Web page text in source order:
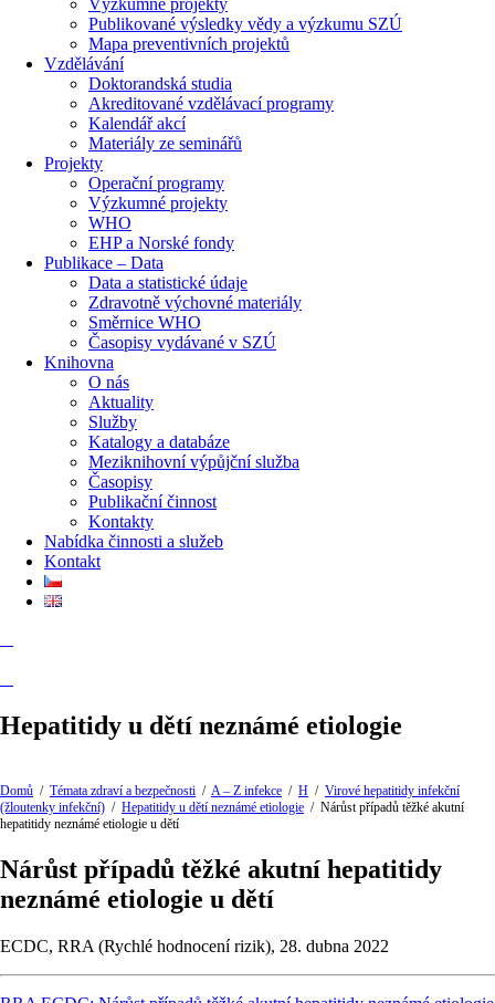
Výzkumné projekty
Publikované výsledky vědy a výzkumu SZÚ
Mapa preventivních projektů
Vzdělávání
Doktorandská studia
Akreditované vzdělávací programy
Kalendář akcí
Materiály ze seminářů
Projekty
Operační programy
Výzkumné projekty
WHO
EHP a Norské fondy
Publikace – Data
Data a statistické údaje
Zdravotně výchovné materiály
Směrnice WHO
Časopisy vydávané v SZÚ
Knihovna
O nás
Aktuality
Služby
Katalogy a databáze
Meziknihovní výpůjční služba
Časopisy
Publikační činnost
Kontakty
Nabídka činnosti a služeb
Kontakt
Hepatitidy u dětí neznámé etiologie
Domů / Témata zdraví a bezpečnosti / A – Z infekce / H / Virové hepatitidy infekční
(žloutenky infekční) / Hepatitidy u dětí neznámé etiologie / Nárůst případů těžké akutní
hepatitidy neznámé etiologie u dětí
Nárůst případů těžké akutní hepatitidy
neznámé etiologie u dětí
ECDC, RRA (Rychlé hodnocení rizik), 28. dubna 2022